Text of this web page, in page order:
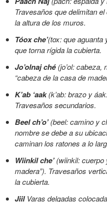
Travesaños que delimitan
la altura de los muros.
Tóox che’(tox: que aguanta
que torna rígida la cubierta.
Jo’olnaj ché(jo’ol: cabeza,
“cabeza de la casa de
K’ab ‘aak(k’ab: brazo y
Travesaños secundarios.
Beel ch’o’(beel: camino y
nombre se debe a su
caminan los ratones a lo
Wiinkil che’(wiinkil: cuerpo
madera”). Travesaños
la cubierta.
JiilVaras delgadas